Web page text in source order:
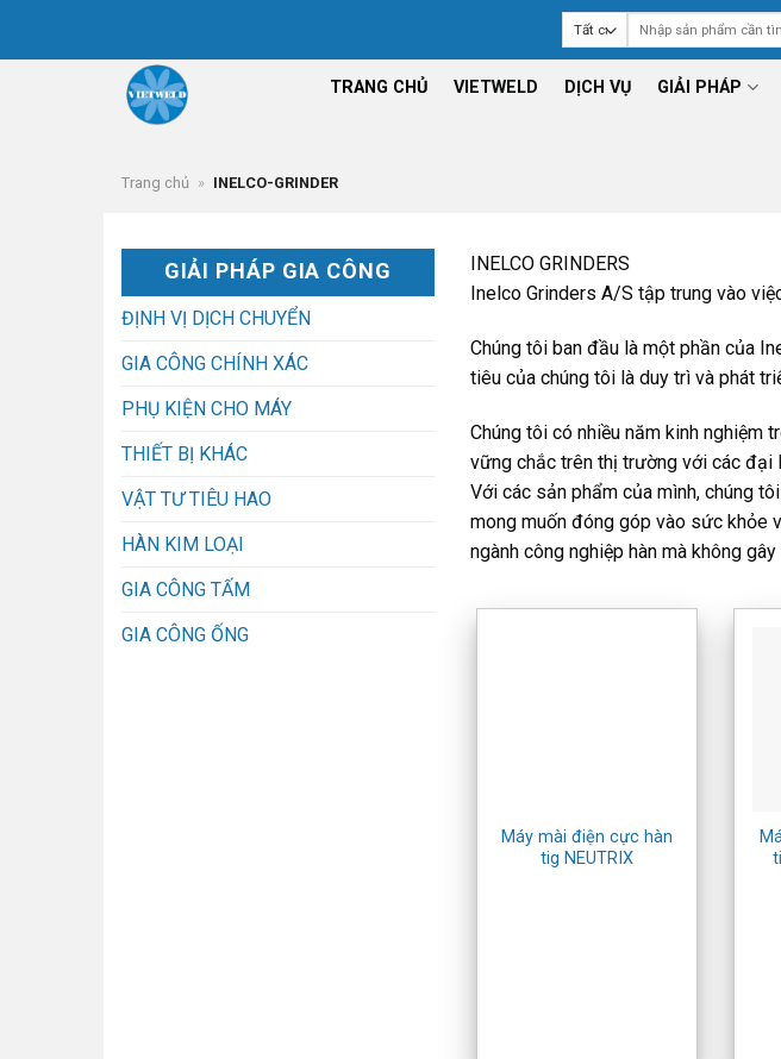
TRANG CHỦ VIETWELD DỊCH VỤ GIẢI PHÁP
Trang chủ » INELCO-GRINDER
GIẢI PHÁP GIA CÔNG
ĐỊNH VỊ DỊCH CHUYỂN
GIA CÔNG CHÍNH XÁC
PHỤ KIỆN CHO MÁY
THIẾT BỊ KHÁC
VẬT TƯ TIÊU HAO
HÀN KIM LOẠI
GIA CÔNG TẤM
GIA CÔNG ỐNG
INELCO GRINDERS
Inelco Grinders A/S tập trung vào
Chúng tôi ban đầu là một phần của
tiêu của chúng tôi là duy trì và phát
Chúng tôi có nhiều năm kinh nghiệm
vững chắc trên thị trường với các đại
Với các sản phẩm của mình, chúng
mong muốn đóng góp vào sức khỏe
ngành công nghiệp hàn mà không
Máy mài điện cực hàn
tig NEUTRIX